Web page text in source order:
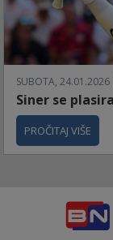
SUBOTA,
Siner se
PROČITAJ VIŠE